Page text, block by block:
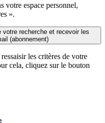
votre espace personnel,
».
recherche et recevoir les
(abonnement)
les critères de votre
cela, cliquez sur le bouton